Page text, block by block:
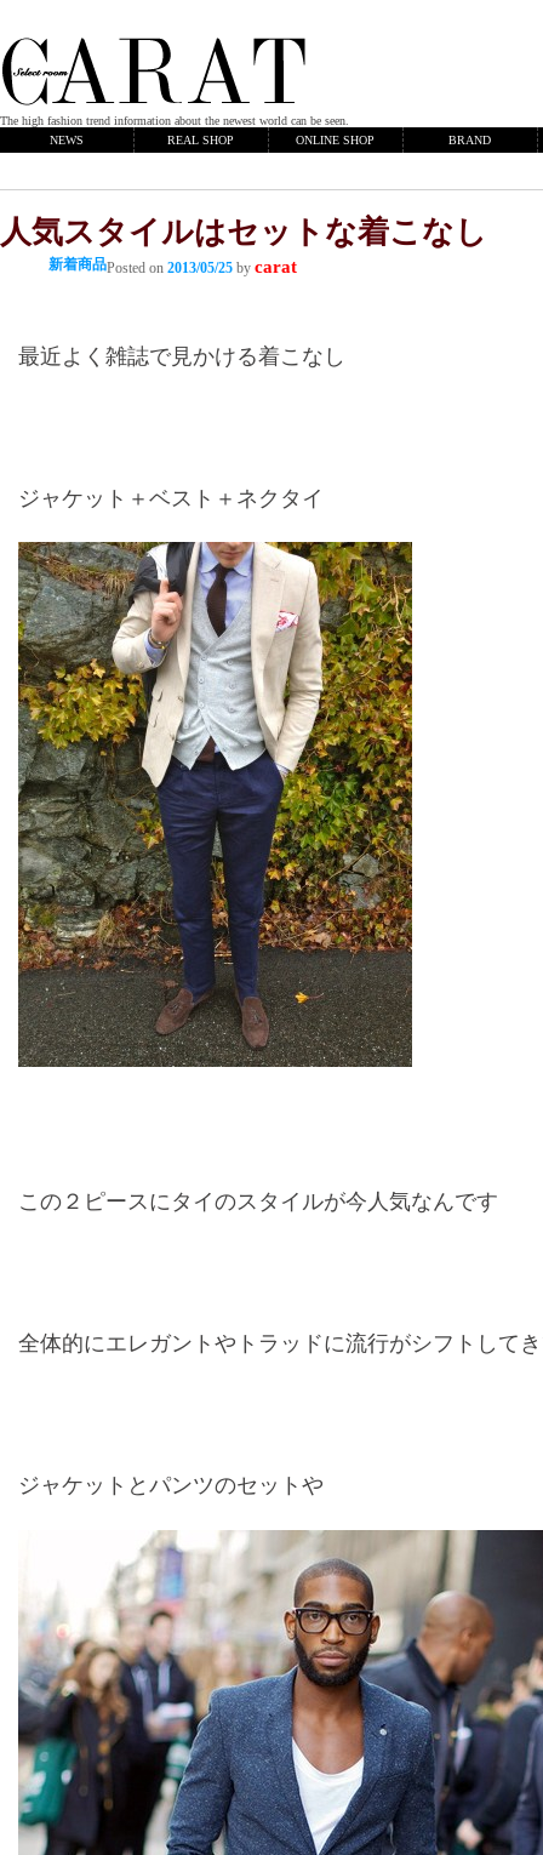
The high fashion trend information about the newest world can be seen.
NEWS
REAL SHOP ONLINE SHOP BRAND
人気スタイルはセットな着こなし
新着商品Posted on 2013/05/25 by carat
最近よく雑誌で見かける着こなし
ジャケット＋ベスト＋ネクタイ
この２ピースにタイのスタイルが今人気なんです
全体的にエレガントやトラッドに流行がシフトして
ジャケットとパンツのセットや